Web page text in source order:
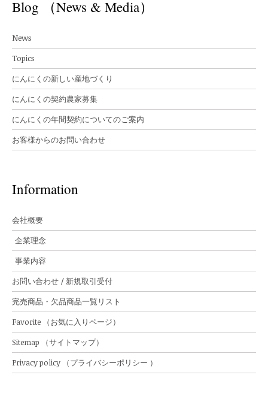
Blog （News & Media）
News
Topics
にんにくの新しい産地づくり
にんにくの契約農家募集
にんにくの年間契約についてのご案内
お客様からのお問い合わせ
Information
会社概要
企業理念
事業内容
お問い合わせ / 新規取引受付
完売商品・欠品商品一覧リスト
Favorite （お気に入りページ）
Sitemap （サイトマップ）
Privacy policy （プライバシーポリシー ）